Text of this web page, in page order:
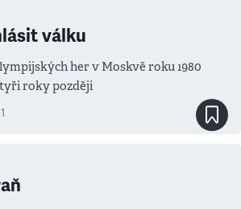
válku
her v Moskvě roku 1980
roky později